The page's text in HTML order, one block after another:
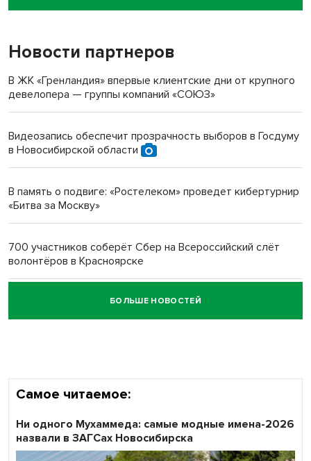
пенсионерки на вокзале
«Мы живём на пастбище!»: в новосибирском селе лошади
терроризируют жителей
Новосибирский преподаватель с женой вошли в топ-16
Новости партнеров
В ЖК «Гренландия» впервые клиентские дни от крупного
девелопера — группы компаний «СОЮЗ»
Видеозапись обеспечит прозрачность выборов в Госдуму
в Новосибирской области
В память о подвиге: «Ростелеком» проведет кибертурнир
«Битва за Москву»
700 участников соберёт Сбер на Всероссийский слёт
волонтёров в Красноярске
Честный выбор: видеонаблюдение обеспечит
объективность результатов ЕДГ в Новосибирской
БОЛЬШЕ НОВОСТЕЙ
Самое читаемое:
Ни одного Мухаммеда: самые модные имена-2026
назвали в ЗАГСах Новосибирска